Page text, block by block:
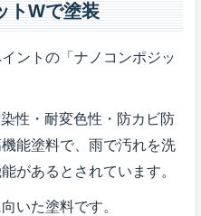
トWで塗装
ントの「ナノコンポジッ
性・耐変色性・防カビ防
能塗料で、雨で汚れを洗
があるとされています。
いた塗料です。